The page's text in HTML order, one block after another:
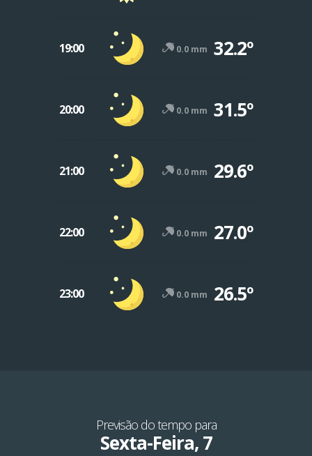
19:00 0.0 mm 32.2º
20:00 0.0 mm 31.5º
21:00 0.0 mm 29.6º
22:00 0.0 mm 27.0º
23:00 0.0 mm 26.5º
Previsão do tempo para
Sexta-Feira, 7